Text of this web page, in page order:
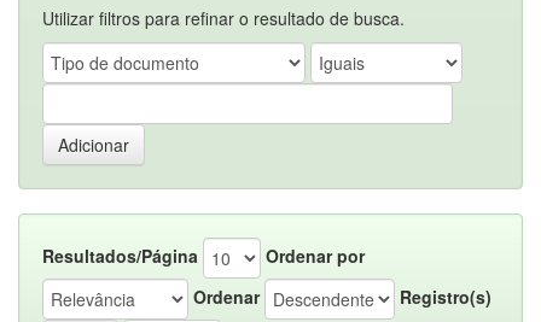
Utilizar filtros para refinar o resultado de busca.
Resultados/Página
Ordenar por
Ordenar
Registro(s)